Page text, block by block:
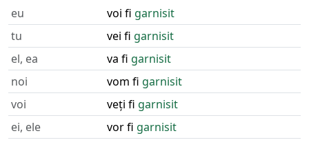
eu voi fi garnisit
tu
vei fi garnisit
el, ea
va fi garnisit
noi
vom fi garnisit
voi
veți fi garnisit
ei, ele
vor fi garnisit